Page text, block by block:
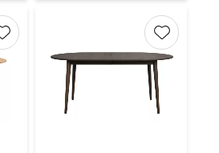
Lägg till i favoriter Lägg till